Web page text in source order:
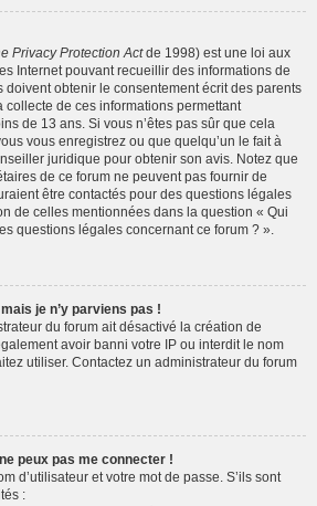
Privacy Protection Actde 1998) est une loi aux
Internet pouvant recueillir des informations de
doivent obtenir le consentement écrit des parents
collecte de ces informations permettant
de 13 ans. Si vous n’êtes pas sûr que cela
vous enregistrez ou que quelqu’un le fait à
juridique pour obtenir son avis. Notez que
de ce forum ne peuvent pas fournir de
être contactés pour des questions légales
de celles mentionnées dans la question « Qui
questions légales concernant ce forum ? ».
je n’y parviens pas !
du forum ait désactivé la création de
avoir banni votre IP ou interdit le nom
utiliser. Contactez un administrateur du forum
peux pas me connecter !
d’utilisateur et votre mot de passe. S’ils sont
: